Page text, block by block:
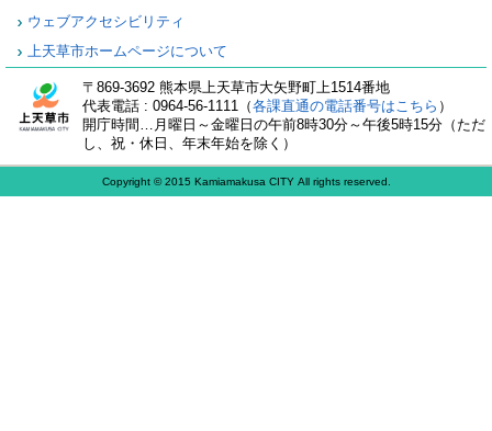
ウェブアクセシビリティ
上天草市ホームページについて
〒869-3692 熊本県上天草市大矢野町上1514番地
代表電話 : 0964-56-1111（各課直通の電話番号はこちら ）
開庁時間…月曜日～金曜日の午前8時30分～午後5時15分（ただ
し、祝・休日、年末年始を除く）
Copyright © 2015 Kamiamakusa CITY All rights reserved.